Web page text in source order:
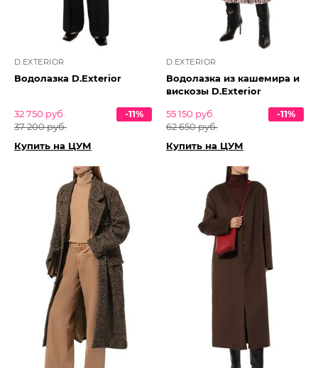
D.EXTERIOR
Водолазка D.Exterior
32 750 руб.
37 200 руб.
-11%
Купить на ЦУМ
D.EXTERIOR
Водолазка из кашемира и
вискозы D.Exterior
55 150 руб.
62 650 руб.
-11%
Купить на ЦУМ